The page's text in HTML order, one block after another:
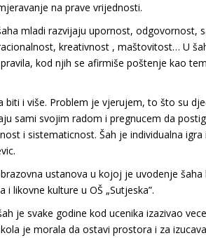
na prave vrijednosti.
mladi razvijaju upornost,
kreativnost , maštovitost… U
kod njih se afirmiše poštenje kao
i više. Problem je vjerujem, to što su
sami svojim radom i pregnucem da
i sistematicnost. Šah je individualna
ustanova u kojoj je uvodenje
likovne kulture u OŠ „Sutjeska”.
je svake godine kod ucenika izazivao
je morala da ostavi prostora i za